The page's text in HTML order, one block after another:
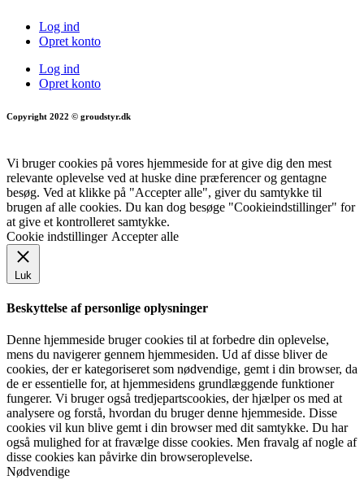
Log ind
Opret konto
Log ind
Opret konto
Copyright 2022 © groudstyr.dk
Vi bruger cookies på vores hjemmeside for at give dig den mest
relevante oplevelse ved at huske dine præferencer og gentagne
besøg. Ved at klikke på "Accepter alle", giver du samtykke til
brugen af alle cookies. Du kan dog besøge "Cookieindstillinger" for
at give et kontrolleret samtykke.
Cookie indstillinger Accepter alle
Luk
Beskyttelse af personlige oplysninger
Denne hjemmeside bruger cookies til at forbedre din oplevelse,
mens du navigerer gennem hjemmesiden. Ud af disse bliver de
cookies, der er kategoriseret som nødvendige, gemt i din browser, da
de er essentielle for, at hjemmesidens grundlæggende funktioner
fungerer. Vi bruger også tredjepartscookies, der hjælper os med at
analysere og forstå, hvordan du bruger denne hjemmeside. Disse
cookies vil kun blive gemt i din browser med dit samtykke. Du har
også mulighed for at fravælge disse cookies. Men fravalg af nogle af
disse cookies kan påvirke din browseroplevelse.
Nødvendige